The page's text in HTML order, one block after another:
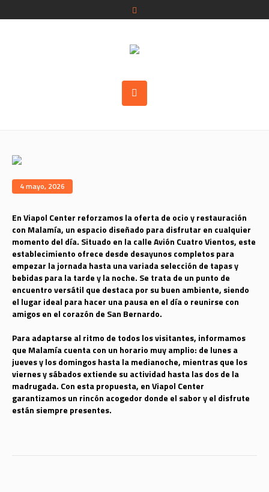
4 mayo, 2026
En Viapol Center reforzamos la oferta de ocio y restauración
con Malamía, un espacio diseñado para disfrutar en cualquier
momento del día. Situado en la calle Avión Cuatro Vientos, este
establecimiento ofrece desde desayunos completos para
empezar la jornada hasta una variada selección de tapas y
bebidas para la tarde y la noche. Se trata de un punto de
encuentro versátil que destaca por su buen ambiente, siendo
el lugar ideal para hacer una pausa en el día o reunirse con
amigos en el corazón de San Bernardo.
Para adaptarse al ritmo de todos los visitantes, informamos
que Malamía cuenta con un horario muy amplio: de lunes a
jueves y los domingos hasta la medianoche, mientras que los
viernes y sábados extiende su actividad hasta las dos de la
madrugada. Con esta propuesta, en Viapol Center
garantizamos un rincón acogedor donde el sabor y el disfrute
están siempre presentes.